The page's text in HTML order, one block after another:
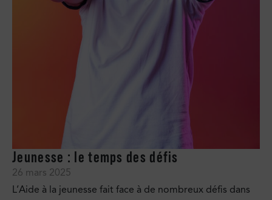
Jeunesse : le temps des défis
26 mars 2025
L’Aide à la jeunesse fait face à de nombreux défis dans